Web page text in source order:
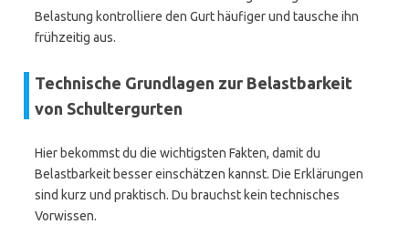
Belastung kontrolliere den Gurt häufiger und tausche ihn
frühzeitig aus.
Technische Grundlagen zur Belastbarkeit
von Schultergurten
Hier bekommst du die wichtigsten Fakten, damit du
Belastbarkeit besser einschätzen kannst. Die Erklärungen
sind kurz und praktisch. Du brauchst kein technisches
Vorwissen.